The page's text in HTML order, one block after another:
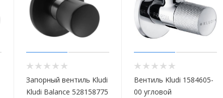
Запорный вентиль Kludi
Kludi Balance 528158775
Вентиль Kludi 1584605-
00 угловой